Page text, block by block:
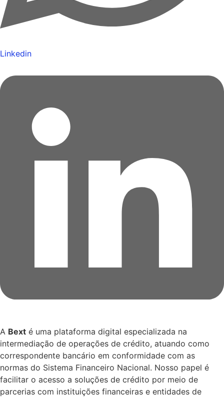
Linkedin
A Bext é uma plataforma digital especializada na
intermediação de operações de crédito, atuando como
correspondente bancário em conformidade com as
normas do Sistema Financeiro Nacional. Nosso papel é
facilitar o acesso a soluções de crédito por meio de
parcerias com instituições financeiras e entidades de